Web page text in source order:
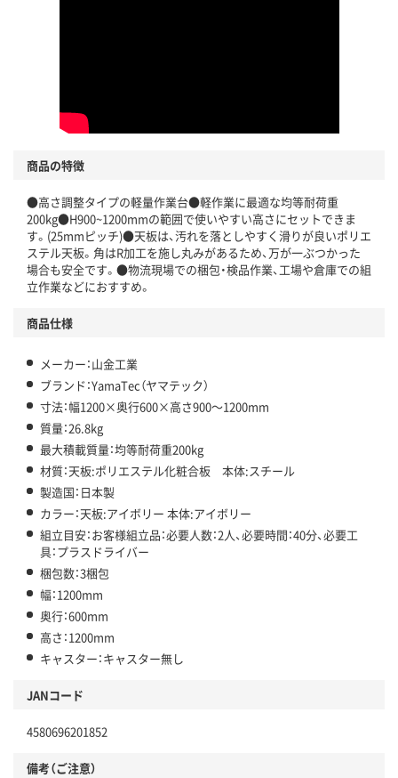
商品の特徴
●高さ調整タイプの軽量作業台●軽作業に最適な均等耐荷重
200kg●H900~1200mmの範囲で使いやすい高さにセットできま
す。(25mmピッチ)●天板は、汚れを落としやすく滑りが良いポリエ
ステル天板。角はR加工を施し丸みがあるため、万が一ぶつかった
場合も安全です。●物流現場での梱包・検品作業、工場や倉庫での組
立作業などにおすすめ。
商品仕様
メーカー：山金工業
ブランド：YamaTec（ヤマテック）
寸法：幅1200×奥行600×高さ900～1200mm
質量：26.8kg
最大積載質量：均等耐荷重200kg
材質：天板:ポリエステル化粧合板 本体:スチール
製造国：日本製
カラー：天板:アイボリー 本体:アイボリー
組立目安：お客様組立品：必要人数：2人、必要時間：40分、必要工
具：プラスドライバー
梱包数：3梱包
幅：1200mm
奥行：600mm
高さ：1200mm
キャスター：キャスター無し
JANコード
4580696201852
備考（ご注意）